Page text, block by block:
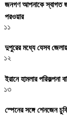
জনগণ আপনাকে স্বাগত
পরওয়ার
১১
দুপুরের মধ্যে যেসব
১২
ইরানে হামলার পরিকল্পনা
১৩
স্পেনের সঙ্গে শেনজেন